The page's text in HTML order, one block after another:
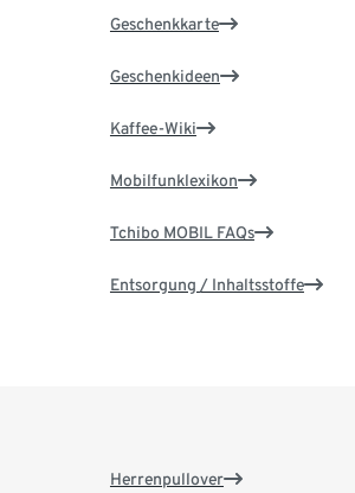
Geschenkkarte
Geschenkideen
Kaffee-Wiki
Mobilfunklexikon
Tchibo MOBIL FAQs
Entsorgung / Inhaltsstoffe
Herrenpullover